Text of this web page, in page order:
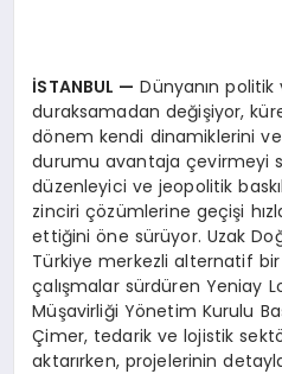
İSTANBUL — Dünyanın politik
duraksamadan değişiyor,
dönem kendi dinamiklerini
durumu avantaja çevirmeyi
düzenleyici ve jeopolitik
zinciri çözümlerine geçişi
ettiğini öne sürüyor. Uzak
Türkiye merkezli alternatif
çalışmalar sürdüren Yeniay
Müşavirliği Yönetim Kurulu
Çimer, tedarik ve lojistik
aktarırken, projelerinin